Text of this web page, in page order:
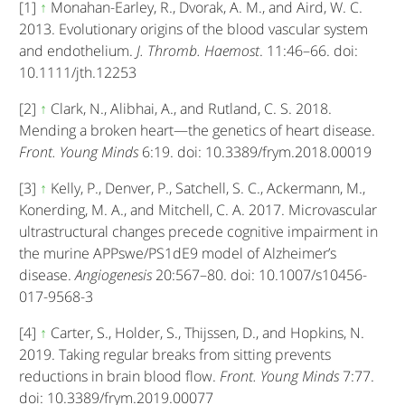
[1] ↑ Monahan-Earley, R., Dvorak, A. M., and Aird, W. C.
2013. Evolutionary origins of the blood vascular system
and endothelium.J. Thromb. Haemost. 11:46–66. doi:
10.1111/jth.12253
[2] ↑ Clark, N., Alibhai, A., and Rutland, C. S. 2018.
Mending a broken heart—the genetics of heart disease.
Front. Young Minds6:19. doi: 10.3389/frym.2018.00019
[3] ↑ Kelly, P., Denver, P., Satchell, S. C., Ackermann, M.,
Konerding, M. A., and Mitchell, C. A. 2017. Microvascular
ultrastructural changes precede cognitive impairment in
the murine APPswe/PS1dE9 model of Alzheimer’s
disease.Angiogenesis20:567–80. doi: 10.1007/s10456-
017-9568-3
[4] ↑ Carter, S., Holder, S., Thijssen, D., and Hopkins, N.
2019. Taking regular breaks from sitting prevents
reductions in brain blood flow.Front. Young Minds7:77.
doi: 10.3389/frym.2019.00077